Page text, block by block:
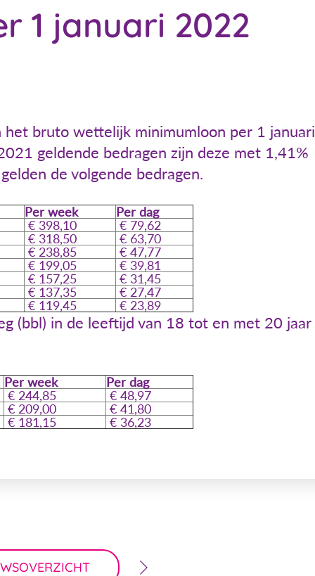
1 januari 2022
bruto wettelijk minimumloon per 1 januari
geldende bedragen zijn deze met 1,41%
de volgende bedragen.
Per week
Per dag
€ 398,10
€ 79,62
€ 318,50
€ 63,70
€ 238,85
€ 47,77
€ 199,05
€ 39,81
€ 157,25
€ 31,45
€ 137,35
€ 27,47
€ 119,45 € 23,89
(bbl) in de leeftijd van 18 tot en met 20 jaar
Per week
Per dag
€ 244,85
€ 48,97
€ 209,00
€ 41,80
€ 181,15 € 36,23